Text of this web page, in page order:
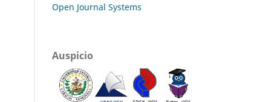
Open Journal Systems
Auspicio